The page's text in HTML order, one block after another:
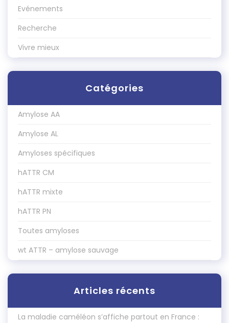
Evénements
Recherche
Vivre mieux
Catégories
Amylose AA
Amylose AL
Amyloses spécifiques
hATTR CM
hATTR mixte
hATTR PN
Toutes amyloses
wt ATTR – amylose sauvage
Articles récents
La maladie caméléon s’affiche partout en France :